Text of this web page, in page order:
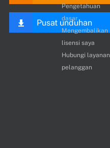
Pusat unduhan
Pengetahuan
dasar
Mengembalikan
lisensi saya
Hubungi layanan
pelanggan